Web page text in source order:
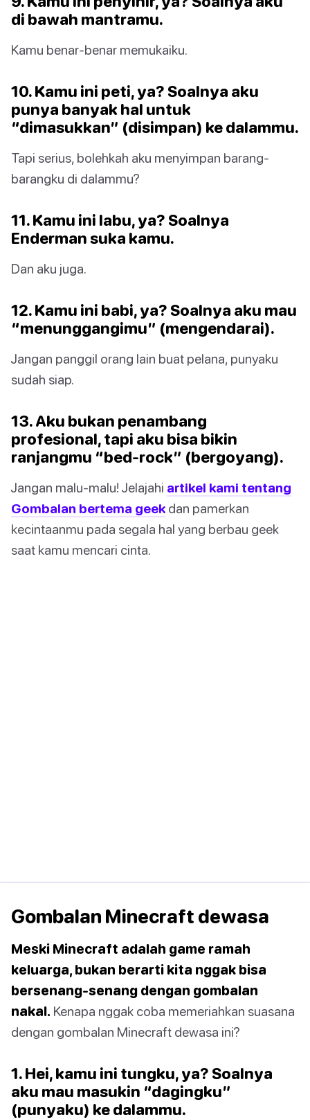
di bawah mantramu.
Kamu benar-benar memukaiku.
10. Kamu ini peti, ya? Soalnya aku
punya banyak hal untuk
“dimasukkan” (disimpan) ke dalammu.
Tapi serius, bolehkah aku menyimpan barang-
barangku di dalammu?
11. Kamu ini labu, ya? Soalnya
Enderman suka kamu.
Dan aku juga.
12. Kamu ini babi, ya? Soalnya aku mau
“menunggangimu” (mengendarai).
Jangan panggil orang lain buat pelana, punyaku
sudah siap.
13. Aku bukan penambang
profesional, tapi aku bisa bikin
ranjangmu “bed-rock” (bergoyang).
Jangan malu-malu! Jelajahi artikel kami tentang
Gombalan bertema geek dan pamerkan
kecintaanmu pada segala hal yang berbau geek
saat kamu mencari cinta.
Gombalan Minecraft dewasa
Meski Minecraft adalah game ramah
keluarga, bukan berarti kita nggak bisa
bersenang-senang dengan gombalan
nakal. Kenapa nggak coba memeriahkan suasana
dengan gombalan Minecraft dewasa ini?
1. Hei, kamu ini tungku, ya? Soalnya
aku mau masukin “dagingku”
(punyaku) ke dalammu.